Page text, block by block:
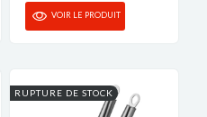
VOIR LE PRODUIT
RUPTURE DE STOCK